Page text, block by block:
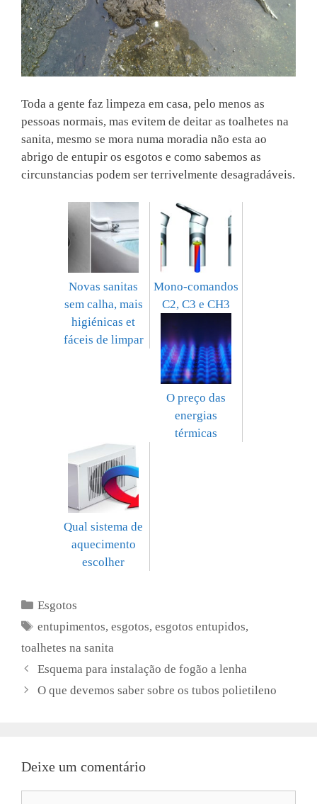
Toda a gente faz limpeza em casa, pelo menos as
pessoas normais, mas evitem de deitar as toalhetes na
sanita, mesmo se mora numa moradia não esta ao
abrigo de entupir os esgotos e como sabemos as
circunstancias podem ser terrivelmente desagradáveis.
Novas sanitas
sem calha, mais
higiénicas et
fáceis de limpar
Mono-comandos
C2, C3 e CH3
O preço das
energias
térmicas
Qual sistema de
aquecimento
escolher
Categorias
Esgotos
Etiquetas
entupimentos,esgotos,esgotos entupidos,
toalhetes na sanita
Esquema para instalação de fogão a lenha
O que devemos saber sobre os tubos polietileno
Deixe um comentário